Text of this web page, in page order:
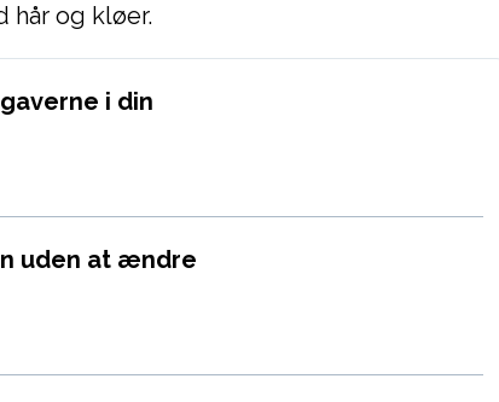
hår og kløer.
i din
uden at ændre